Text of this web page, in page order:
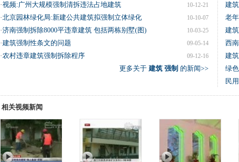
10-12-21
·视频:广州大规模强制清拆违法占地建筑
10-10-07
·北京园林绿化局:新建公共建筑拟强制立体绿化
10-03-25
·济南强制拆除8000平违章建筑 包括两栋别墅(图)
09-05-14
·建筑强制性条文的问题
09-12-16
·农村违章建筑强制拆除程序
更多关于 建筑 强制 的新闻>>
建
老
建
西
建
绿
民
相关视频新闻